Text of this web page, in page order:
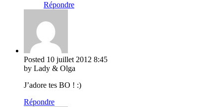
Répondre
Posted 10 juillet 2012 8:45
by Lady & Olga
J’adore tes BO ! :)
Répondre